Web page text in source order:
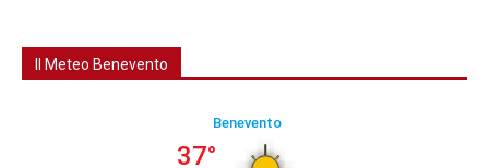
Il Meteo Benevento